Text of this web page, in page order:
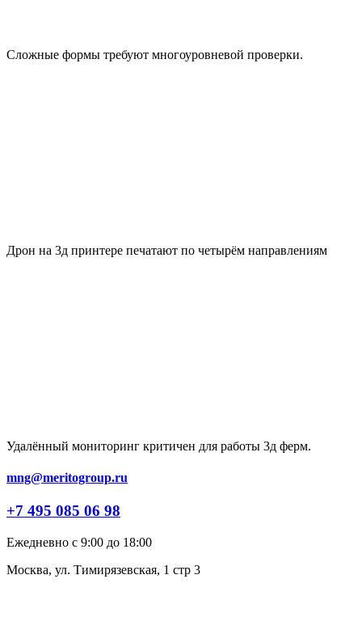
Сложные формы требуют многоуровневой проверки.
Дрон на 3д принтере печатают по четырём направлениям
Удалённый мониторинг критичен для работы 3д ферм.
mng@meritogroup.ru
+7 495 085 06 98
Ежедневно с 9:00 до 18:00
Москва, ул. Тимирязевская, 1 стр 3